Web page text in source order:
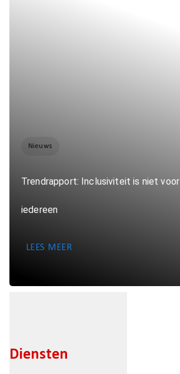
Nieuws
Trendrapport: Inclusiviteit is niet voor
iedereen
LEES MEER
Diensten